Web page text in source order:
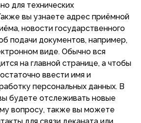
для технических
вы узнаете адрес приёмной
новости государственного
подачи документов, например,
виде. Обычно вся
на главной странице, а чтобы
ввести имя и
персональных данных. В
будете отслеживать новые
вопросу, также вы можете